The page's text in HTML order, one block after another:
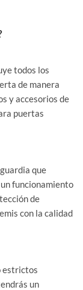
todos los
de manera
y accesorios de
puertas
que
funcionamiento
de
con la calidad
estrictos
un